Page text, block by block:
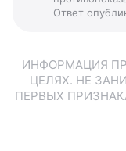
Ответ
ИНФОРМАЦИЯ
ЦЕЛЯХ. НЕ
ПЕРВЫХ